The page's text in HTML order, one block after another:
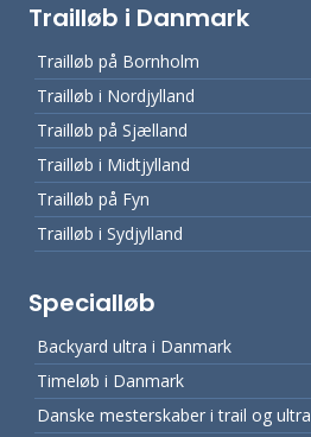
Trailløb i Danmark
Trailløb på Bornholm
Trailløb i Nordjylland
Trailløb på Sjælland
Trailløb i Midtjylland
Trailløb på Fyn
Trailløb i Sydjylland
Specialløb
Backyard ultra i Danmark
Timeløb i Danmark
Danske mesterskaber i trail og ultra